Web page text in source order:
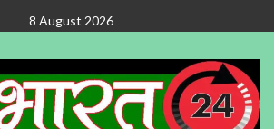
8 August 2026